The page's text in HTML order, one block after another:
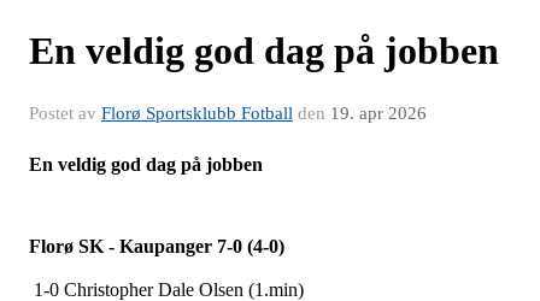
En veldig god dag på jobben
Postet av Florø Sportsklubb Fotball den 19. apr 2026
En veldig god dag på jobben
Florø SK - Kaupanger 7-0 (4-0)
1-0 Christopher Dale Olsen (1.min)